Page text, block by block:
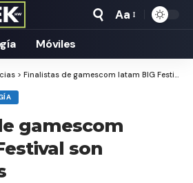
Tamaño
Aa
Móviles
> Finalistas de gamescom latam BIG Festival son anunciados
gamescom
son